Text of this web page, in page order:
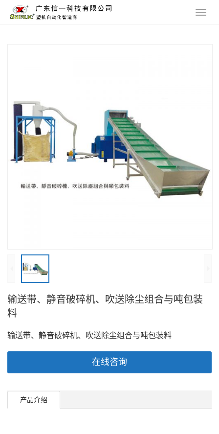
输送带、静音破碎机、吹送除尘组合与吨包装
料
输送带、静音破碎机、吹送除尘组合与吨包装料
在线咨询
产品介绍